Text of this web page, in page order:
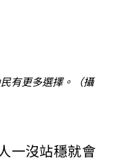
有更多選擇。（攝
一沒站穩就會